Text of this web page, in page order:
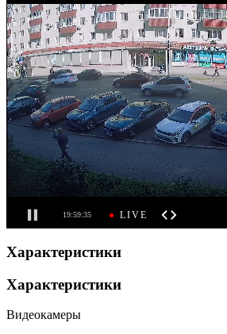
Характеристики
Характеристики
Видеокамеры